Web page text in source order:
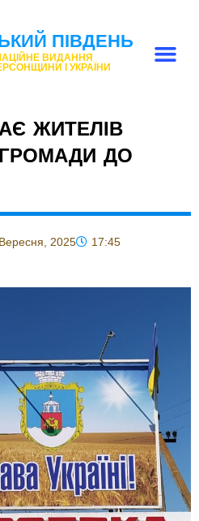
ПІВДЕНЬ
ВИДАННЯ
І УКРАЇНИ
ЖИТЕЛІВ
ГРОМАДИ ДО
2025
17:45